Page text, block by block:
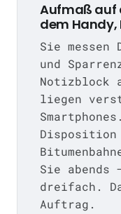
Aufmaß auf
dem
Sie messen
und
Notizblock
liegen
Disposition
Sie abends
dreifach.
Auftrag.